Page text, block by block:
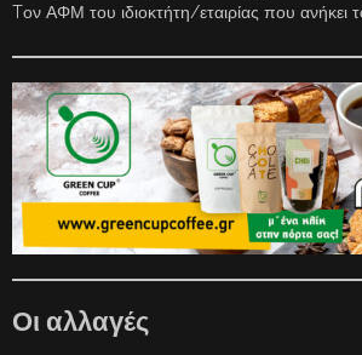
Tον ΑΦΜ του ιδιοκτήτη/εταιρίας που ανήκει
Οι αλλαγές